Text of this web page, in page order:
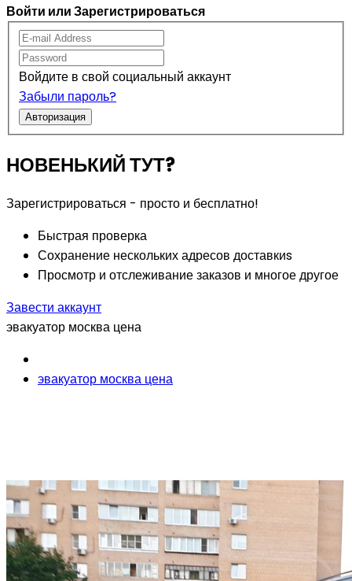
Войти или Зарегистрироваться
Войдите в свой социальный аккаунт
Забыли пароль?
Авторизация
НОВЕНЬКИЙ ТУТ?
Зарегистрироваться - просто и бесплатно!
Быстрая проверка
Сохранение нескольких адресов доставкиs
Просмотр и отслеживание заказов и многое другое
Завести аккаунт
эвакуатор москва цена
эвакуатор москва цена